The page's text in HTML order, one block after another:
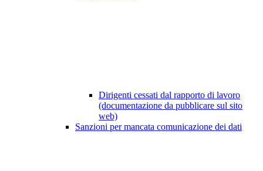
Dirigenti cessati dal rapporto di lavoro
(documentazione da pubblicare sul sito
web)
Sanzioni per mancata comunicazione dei dati